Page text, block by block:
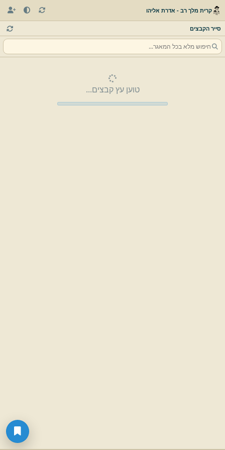
קרית מלך רב - אדרת אליהו
סייר הקבצים
טוען עץ קבצים...